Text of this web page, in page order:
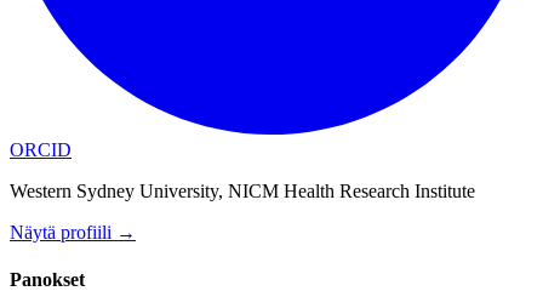
ORCID
Western Sydney University, NICM Health Research Institute
Näytä profiili →
Panokset